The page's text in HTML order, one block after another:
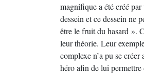
magnifique a été créé
dessein et ce dessein ne
être le fruit du hasard ».
leur théorie. Leur
complexe n’a pu se
héro afin de lui